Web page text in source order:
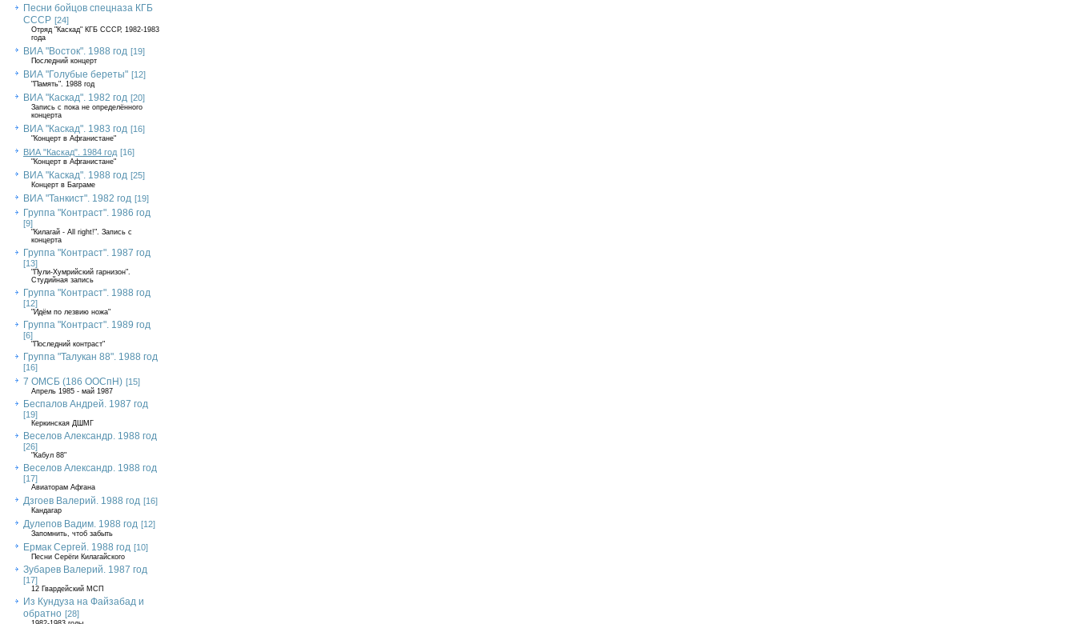
Песни бойцов спецназа КГБ
СССР [24]
Отряд "Каскад" КГБ СССР, 1982-1983
года
ВИА "Восток". 1988 год [19]
Последний концерт
ВИА "Голубые береты" [12]
"Память". 1988 год
ВИА "Каскад". 1982 год [20]
Запись с пока не определённого
концерта
ВИА "Каскад". 1983 год [16]
"Концерт в Афганистане"
ВИА "Каскад". 1984 год [16]
"Концерт в Афганистане"
ВИА "Каскад". 1988 год [25]
Концерт в Баграме
ВИА "Танкист". 1982 год [19]
Группа "Контраст". 1986 год
[9]
"Килагай - All right!". Запись с
концерта
Группа "Контраст". 1987 год
[13]
"Пули-Хумрийский гарнизон".
Студийная запись
Группа "Контраст". 1988 год
[12]
"Идём по лезвию ножа"
Группа "Контраст". 1989 год
[6]
"Последний контраст"
Группа "Талукан 88". 1988 год
[16]
7 ОМСБ (186 ООСпН) [15]
Апрель 1985 - май 1987
Беспалов Андрей. 1987 год
[19]
Керкинская ДШМГ
Веселов Александр. 1988 год
[26]
"Кабул 88"
Веселов Александр. 1988 год
[17]
Авиаторам Афгана
Дзгоев Валерий. 1988 год [16]
Кандагар
Дулепов Вадим. 1988 год [12]
Запомнить, чтоб забыть
Ермак Сергей. 1988 год [10]
Песни Серёги Килагайского
Зубарев Валерий. 1987 год
[17]
12 Гвардейский МСП
Из Кундуза на Файзабад и
обратно [28]